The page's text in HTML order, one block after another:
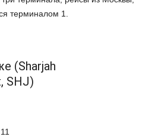
терминалом 1.
(Sharjah
SHJ)